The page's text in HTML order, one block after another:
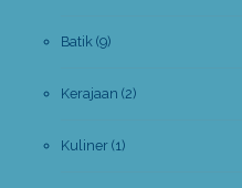
Batik (9)
Kerajaan (2)
Kuliner (1)